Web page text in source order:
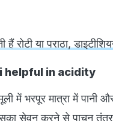
रोटी या पराठा,
helpful in acidity
में भरपूर मात्रा में पानी
सेवन करने से पाचन